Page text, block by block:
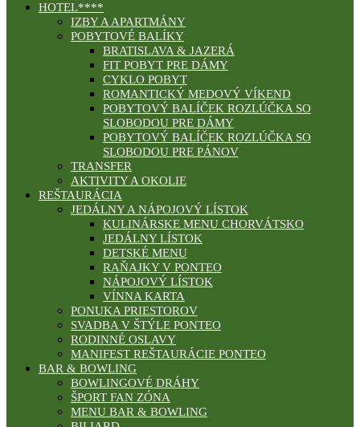
HOTEL****
IZBY A APARTMÁNY
POBYTOVÉ BALÍKY
BRATISLAVA & JAZERÁ
FIT POBYT PRE DÁMY
CYKLO POBYT
ROMANTICKÝ MEDOVÝ VÍKEND
POBYTOVÝ BALÍČEK ROZLÚČKA SO
SLOBODOU PRE DÁMY
POBYTOVÝ BALÍČEK ROZLÚČKA SO
SLOBODOU PRE PÁNOV
TRANSFER
AKTIVITY A OKOLIE
REŠTAURÁCIA
JEDÁLNY A NÁPOJOVÝ LÍSTOK
KULINÁRSKE MENU CHORVÁTSKO
JEDÁLNY LÍSTOK
DETSKÉ MENU
RAŇAJKY V PONTEO
NÁPOJOVÝ LÍSTOK
VÍNNA KARTA
PONUKA PRIESTOROV
SVADBA V ŠTÝLE PONTEO
RODINNÉ OSLAVY
MANIFEST REŠTAURÁCIE PONTEO
BAR & BOWLING
BOWLINGOVÉ DRÁHY
ŠPORT FAN ZÓNA
MENU BAR & BOWLING